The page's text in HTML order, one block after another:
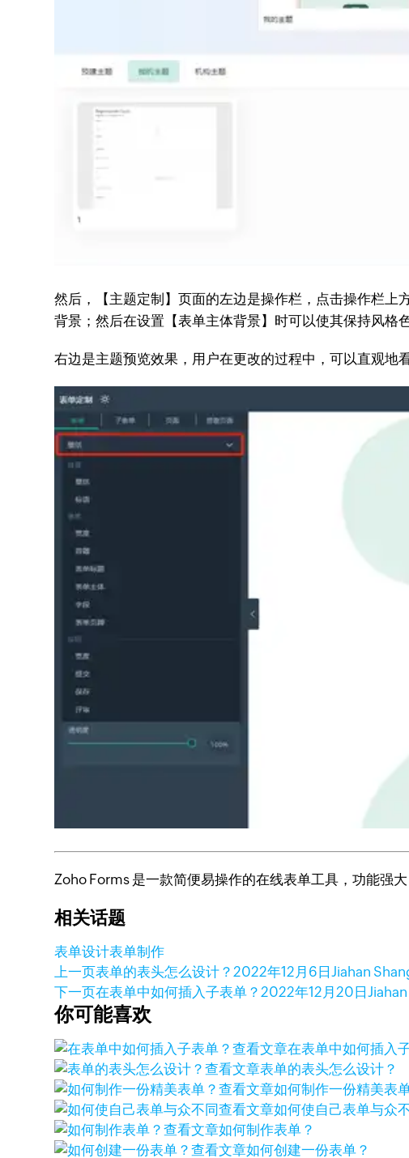
然后，
【主题定制】页面的左边是操作栏，点击操作栏
背景；然后在设置【表单主体背景】时可以使其保持风格
右边是主题预览效果，用户在更改的过程中，可以直观地
Zoho Forms 是一款简便易操作的在线表单工具，功能强
相关话题
表单设计表单制作
上一页表单的表头怎么设计？ 2022年12月6日Jiahan
下一页在表单中如何插入子表单？ 2022年12月20日
你可能喜欢
查看文章在表单中如何插入
查看文章表单的表头怎么设计？
查看文章如何制作一份精美表
查看文章如何使自己表单与众
查看文章如何制作表单？
查看文章如何创建一份表单？